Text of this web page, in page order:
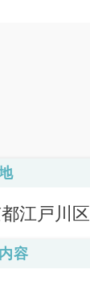
江戸川区
容